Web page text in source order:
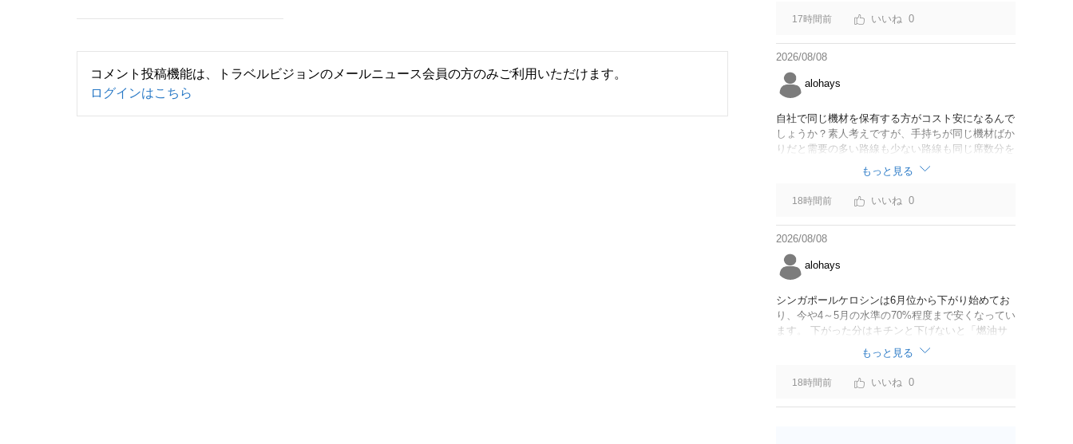
コメント投稿機能は、トラベルビジョンのメールニュース会員の方のみご利用いただけます。
ログインはこちら
17時間前 0
2026/08/08
alohays
自社で同じ機材を保有する方がコスト安になるんで
しょうか？素人考えですが、手持ちが同じ機材ばか
りだと需要の多い路線も少ない路線も同じ席数分を
供給することになるので、需要が多い路線には大型
機材を当て、少ない路線には小型機材を当てるな
ど、席数を調整するにはリース契約の方が対応しや
すいと思いました。
もっと見る
18時間前 0
2026/08/08
alohays
シンガポールケロシンは6月位から下がり始めてお
り、今や4～5月の水準の70%程度まで安くなってい
ます。 下がった分はキチンと下げないと「燃油サ
ーチャージ＝利益」と判断されますよ。
もっと見る
18時間前 0